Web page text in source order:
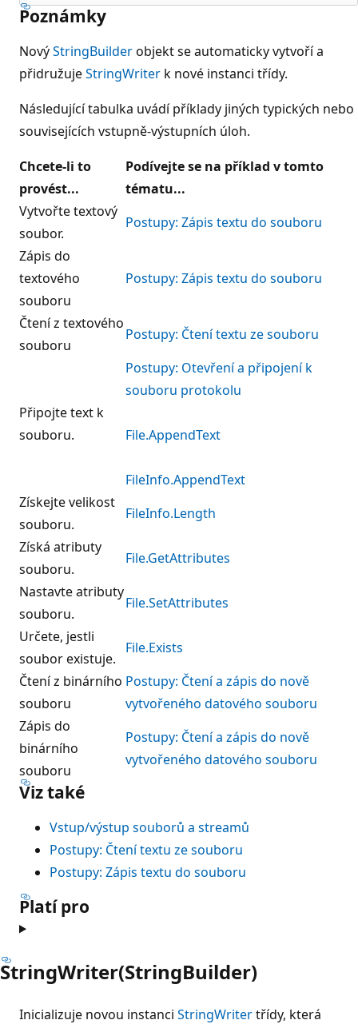
Poznámky
NovýStringBuilderobjekt se automaticky vytvoří a
přidružujeStringWriter k nové instanci třídy.
Následující tabulka uvádí příklady jiných typických nebo
souvisejících vstupně-výstupních úloh.
Chcete-li to
provést...
Podívejte se na příklad v tomto
tématu...
Vytvořte textový
soubor.
Postupy: Zápis textu do souboru
Zápis do
textového
souboru
Postupy: Zápis textu do souboru
Čtení z textového
souboru
Postupy: Čtení textu ze souboru
Připojte text k
souboru.
Postupy: Otevření a připojení k
souboru protokolu
File.AppendText
FileInfo.AppendText
Získejte velikost
souboru.
FileInfo.Length
Získá atributy
souboru.
File.GetAttributes
Nastavte atributy
souboru.
File.SetAttributes
Určete, jestli
soubor existuje.
File.Exists
Čtení z binárního
souboru
Postupy: Čtení a zápis do nově
vytvořeného datového souboru
Zápis do
binárního
souboru
Postupy: Čtení a zápis do nově
vytvořeného datového souboru
Viz také
Vstup/výstup souborů a streamů
Postupy: Čtení textu ze souboru
Postupy: Zápis textu do souboru
Platí pro
StringWriter(StringBuilder)
Inicializuje novou instanci StringWritertřídy, která